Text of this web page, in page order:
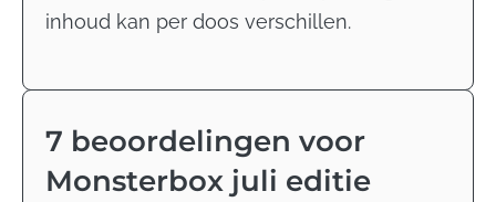
inhoud kan per doos verschillen.
7 beoordelingen voor
Monsterbox juli editie